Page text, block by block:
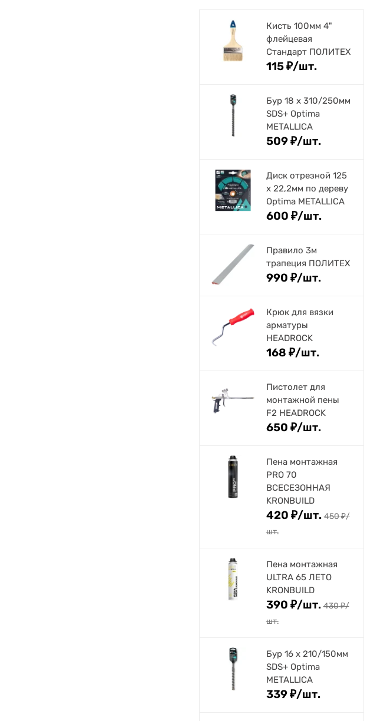
Кисть 100мм 4"
флейцевая
Стандарт ПОЛИТЕХ
115₽/шт.
Бур 18 х 310/250мм
SDS+ Optima
METALLICA
509₽/шт.
Диск отрезной 125
x 22,2мм по дереву
Optima METALLICA
600 ₽/шт.
Правило 3м
трапеция ПОЛИТЕХ
990 ₽/шт.
Крюк для вязки
арматуры
HEADROCK
168 ₽/шт.
Пистолет для
монтажной пены
F2 HEADROCK
650 ₽/шт.
Пена монтажная
PRO 70
ВСЕСЕЗОННАЯ
KRONBUILD
420 ₽/шт. 450₽/
шт.
Пена монтажная
ULTRA 65 ЛЕТО
KRONBUILD
390 ₽/шт. 430₽/
шт.
Бур 16 х 210/150мм
SDS+ Optima
METALLICA
339₽/шт.